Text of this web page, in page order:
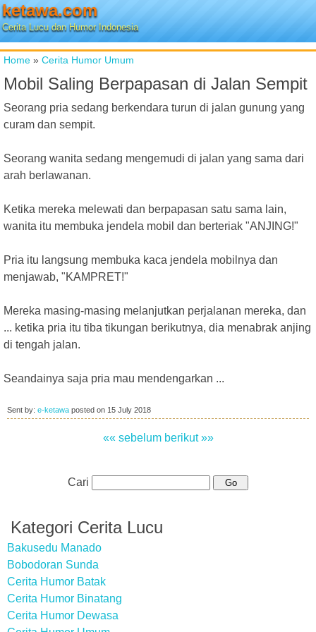
ketawa.com
Cerita Lucu dan Humor Indonesia
Home » Cerita Humor Umum
Mobil Saling Berpapasan di Jalan Sempit
Seorang pria sedang berkendara turun di jalan gunung yang
curam dan sempit.
Seorang wanita sedang mengemudi di jalan yang sama dari
arah berlawanan.
Ketika mereka melewati dan berpapasan satu sama lain,
wanita itu membuka jendela mobil dan berteriak "ANJING!"
Pria itu langsung membuka kaca jendela mobilnya dan
menjawab, "KAMPRET!"
Mereka masing-masing melanjutkan perjalanan mereka, dan
... ketika pria itu tiba tikungan berikutnya, dia menabrak anjing
di tengah jalan.
Seandainya saja pria mau mendengarkan ...
Sent by: e-ketawa posted on 15 July 2018
«« sebelum berikut »»
Cari
Kategori Cerita Lucu
Bakusedu Manado
Bobodoran Sunda
Cerita Humor Batak
Cerita Humor Binatang
Cerita Humor Dewasa